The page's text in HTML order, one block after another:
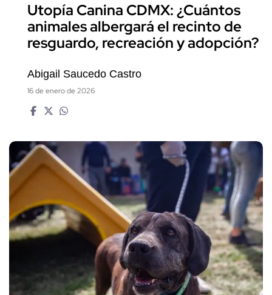
Utopía Canina CDMX: ¿Cuántos
animales albergará el recinto de
resguardo, recreación y adopción?
Abigail Saucedo Castro
16 de enero de 2026